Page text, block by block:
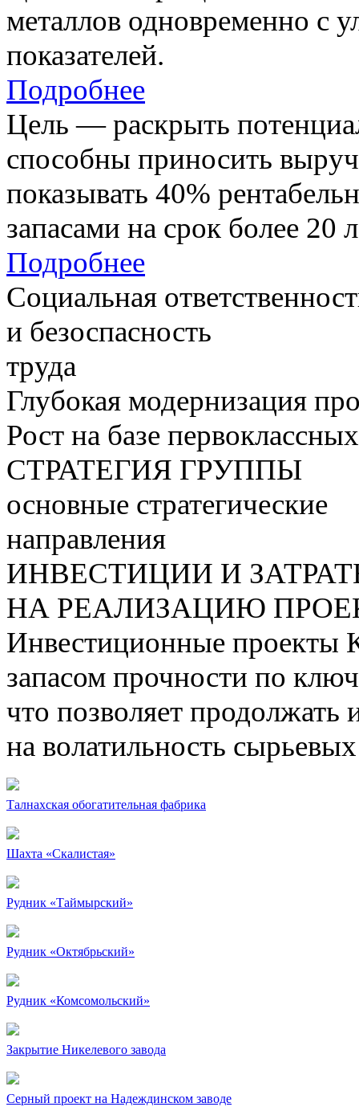
металлов одновременно с
показателей.
Подробнее
Цель — раскрыть
способны приносить
показывать 40%
запасами на срок более 20
Подробнее
Социальная
и безоспасность
труда
Глубокая модернизация
Рост на базе
СТРАТЕГИЯ ГРУППЫ
основные стратегические
направления
ИНВЕСТИЦИИ И
НА РЕАЛИЗАЦИЮ
Инвестиционные проекты
запасом прочности по
что позволяет продолжать
на волатильность
Талнахская обогатительная фабрика
Шахта «Скалистая»
Рудник «Таймырский»
Рудник «Октябрьский»
Рудник «Комсомольский»
Закрытие Никелевого завода
Серный проект на Надеждинском заводе